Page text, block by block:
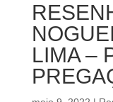
LIMA –